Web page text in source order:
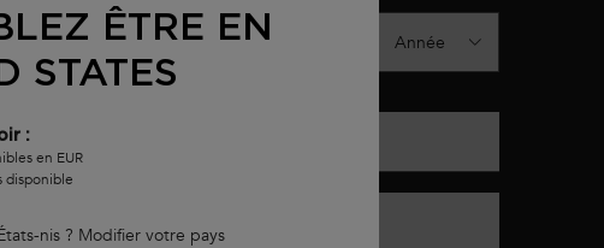
ÊTRE EN
STATES
:
en EUR
disponible
nis ? Modifier votre pays